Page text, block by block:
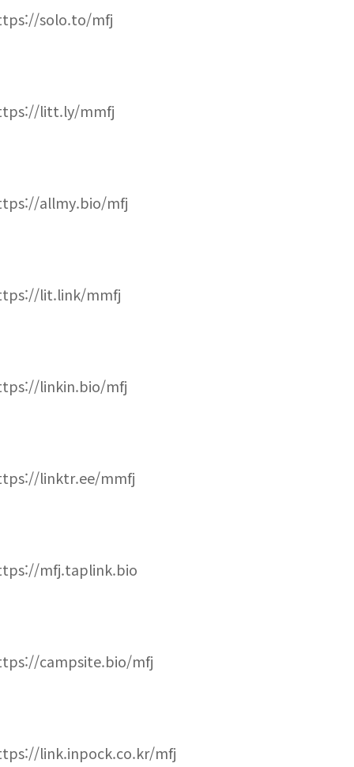
solo.to/mfj
litt.ly/mmfj
allmy.bio/mfj
lit.link/mmfj
linkin.bio/mfj
linktr.ee/mmfj
mfj.taplink.bio
campsite.bio/mfj
link.inpock.co.kr/mfj